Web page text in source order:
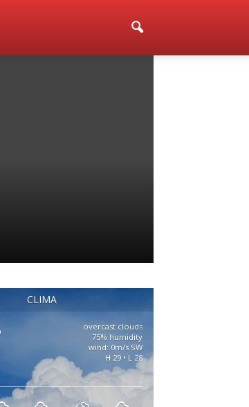
CLIMA
overcast clouds
75% humidity
wind: 0m/s SW
H 29 • L 28